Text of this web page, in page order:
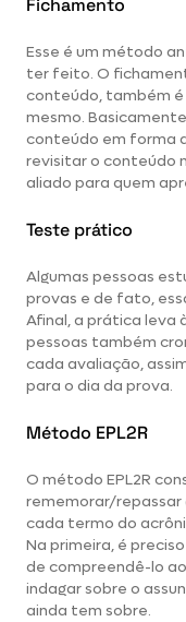
Fichamento
Esse é um método
ter feito. O
conteúdo, também é
mesmo.
conteúdo em forma
revisitar o conteúdo
aliado para quem
Teste prático
Algumas pessoas
provas e de fato,
Afinal, a prática leva
pessoas também
cada avaliação,
para o dia da prova.
Método EPL2R
O método EPL2R
rememorar/repassar
cada termo do
Na primeira, é
de compreendê-lo
indagar sobre o
ainda tem sobre.